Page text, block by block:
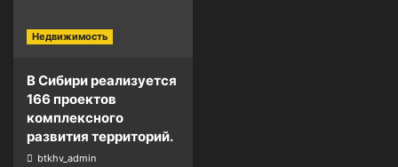
Недвижимость
В Сибири реализуется
166 проектов
комплексного
развития территорий.
btkhv_admin